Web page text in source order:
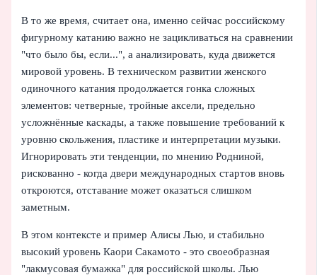
В то же время, считает она, именно сейчас российскому
фигурному катанию важно не зацикливаться на сравнении
"что было бы, если...", а анализировать, куда движется
мировой уровень. В техническом развитии женского
одиночного катания продолжается гонка сложных
элементов: четверные, тройные аксели, предельно
усложнённые каскады, а также повышение требований к
уровню скольжения, пластике и интерпретации музыки.
Игнорировать эти тенденции, по мнению Родниной,
рискованно - когда двери международных стартов вновь
откроются, отставание может оказаться слишком
заметным.
В этом контексте и пример Алисы Лью, и стабильно
высокий уровень Каори Сакамото - это своеобразная
"лакмусовая бумажка" для российской школы. Лью